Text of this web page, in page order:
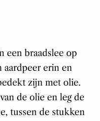
een braadslee op
aardpeer erin en
zijn met olie.
de olie en leg de
tussen de stukken